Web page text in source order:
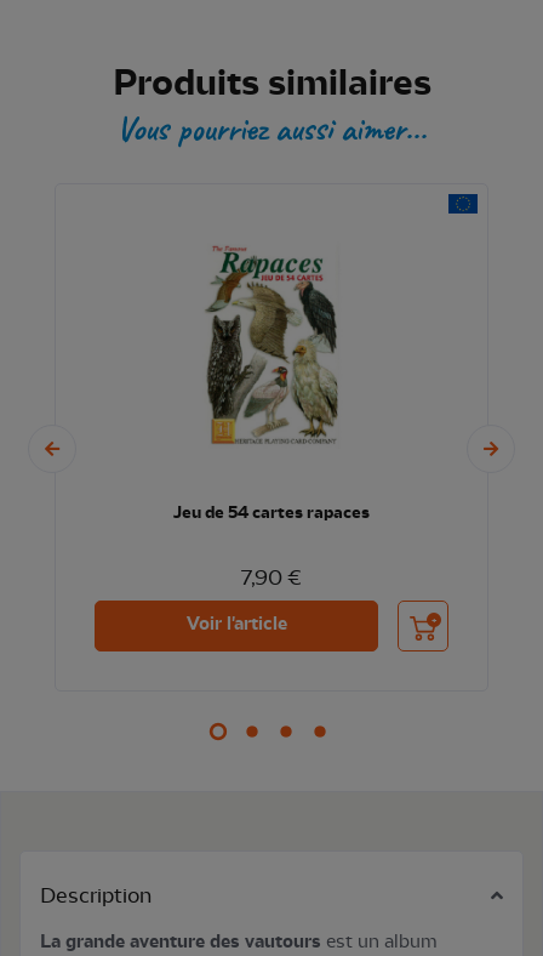
Produits similaires
Vous pourriez aussi aimer...
Jeu de 54 cartes rapaces
7,90 €
Voir l'article Ajouter au panier
Description
La grande aventure des vautours est un album